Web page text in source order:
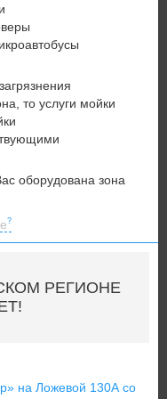
то услуги мойки
оборудована зона
РЕГИОНЕ